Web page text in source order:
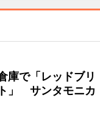
庫で「レッドブリ
」 サンタモニカ